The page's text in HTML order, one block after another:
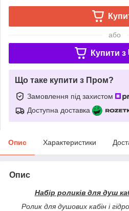
або
Купити з
Що таке купити з Пром?
Замовлення під захистом
Доступна доставка
Опис Характеристики
Опис
Набір роликів для душ
Ролик для душових кабін і